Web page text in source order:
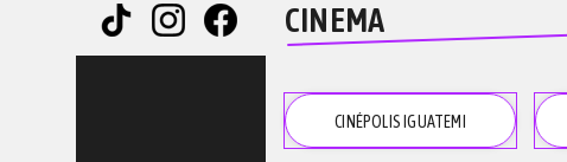
CINEMA
CINÉPOLIS IGUATEMI